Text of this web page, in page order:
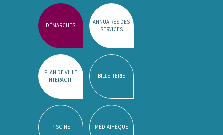
DÉMARCHES
ANNUAIRES DES
SERVICES
PLAN DE VILLE
INTERACTIF
BILLETTERIE
PISCINE MÉDIATHÈQUE